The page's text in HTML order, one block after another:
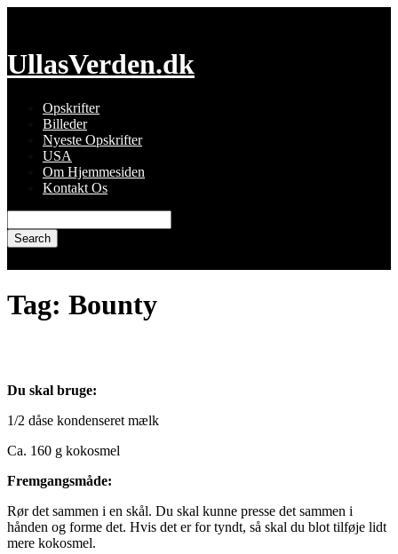
UllasVerden.dk
Opskrifter
Billeder
Nyeste Opskrifter
USA
Om Hjemmesiden
Kontakt Os
for:
Tag: Bounty
Du skal bruge:
1/2 dåse kondenseret mælk
Ca. 160 g kokosmel
Fremgangsmåde:
Rør det sammen i en skål. Du skal kunne presse det sammen i
hånden og forme det. Hvis det er for tyndt, så skal du blot tilføje lidt
mere kokosmel.